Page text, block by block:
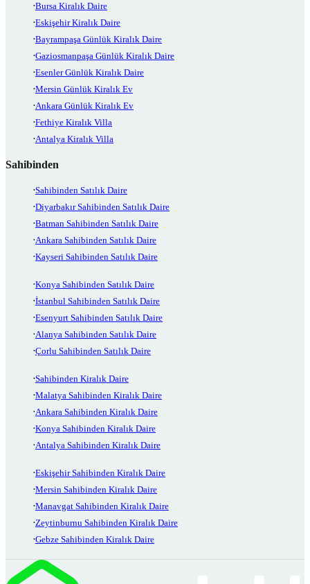
Bursa Kiralık Daire
Eskişehir Kiralık Daire
Bayrampaşa Günlük Kiralık Daire
Gaziosmanpaşa Günlük Kiralık Daire
Esenler Günlük Kiralık Daire
Mersin Günlük Kiralık Ev
Ankara Günlük Kiralık Ev
Fethiye Kiralık Villa
Antalya Kiralık Villa
Sahibinden
Sahibinden Satılık Daire
Diyarbakır Sahibinden Satılık Daire
Batman Sahibinden Satılık Daire
Ankara Sahibinden Satılık Daire
Kayseri Sahibinden Satılık Daire
Konya Sahibinden Satılık Daire
İstanbul Sahibinden Satılık Daire
Esenyurt Sahibinden Satılık Daire
Alanya Sahibinden Satılık Daire
Çorlu Sahibinden Satılık Daire
Sahibinden Kiralık Daire
Malatya Sahibinden Kiralık Daire
Ankara Sahibinden Kiralık Daire
Konya Sahibinden Kiralık Daire
Antalya Sahibinden Kiralık Daire
Eskişehir Sahibinden Kiralık Daire
Mersin Sahibinden Kiralık Daire
Manavgat Sahibinden Kiralık Daire
Zeytinburnu Sahibinden Kiralık Daire
Gebze Sahibinden Kiralık Daire